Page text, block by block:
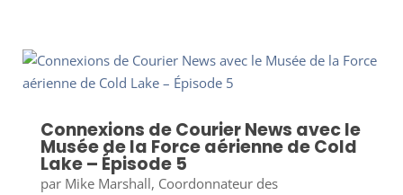
Connexions de Courier News avec le
Musée de la Force aérienne de Cold
Lake – Épisode 5
par Mike Marshall, Coordonnateur des